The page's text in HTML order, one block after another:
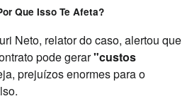
Que Isso Te Afeta?
Neto, relator do caso, alertou que
pode gerar"custos
prejuízos enormes para o